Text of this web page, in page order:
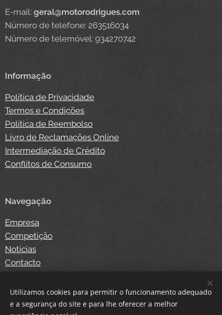
E-mail: geral@motorodrigues.com
Número de telefone: 263516034
Número de telemóvel: 934270742
Informação
Política de Privacidade
Termos e Condições
Política de Reembolso
Livro de Reclamações Online
Intermediação de Crédito
Conflitos de Consumo
Navegação
Empresa
Competição
Notícias
Contacto
Login
Utilizamos cookies para permitir o funcionamento adequado
e a segurança do site e para lhe oferecer a melhor